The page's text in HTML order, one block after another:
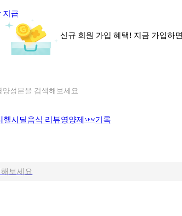
지급
신규 회원 가입 혜택! 지금 가입하면
양성분을 검색해보세요
헬시딜음식 리뷰영양제 NEW기록
보세요
보세요